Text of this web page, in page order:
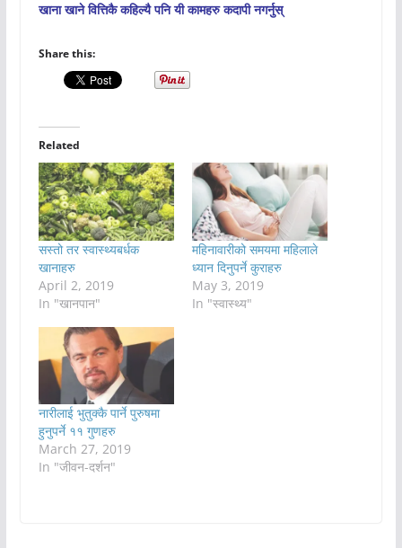
खाना खाने वित्तिकै कहिल्यै पनि यी कामहरु कदापी नगर्नुस्
Share this:
Related
सस्तो तर स्वास्थ्यबर्धक
खानाहरु
April 2, 2019
In "खानपान"
महिनावारीको समयमा महिलाले
ध्यान दिनुपर्ने कुराहरु
May 3, 2019
In "स्वास्थ्य"
नारीलाई भुतुक्कै पार्ने पुरुषमा
हुनुपर्ने ११ गुणहरु
March 27, 2019
In "जीवन-दर्शन"